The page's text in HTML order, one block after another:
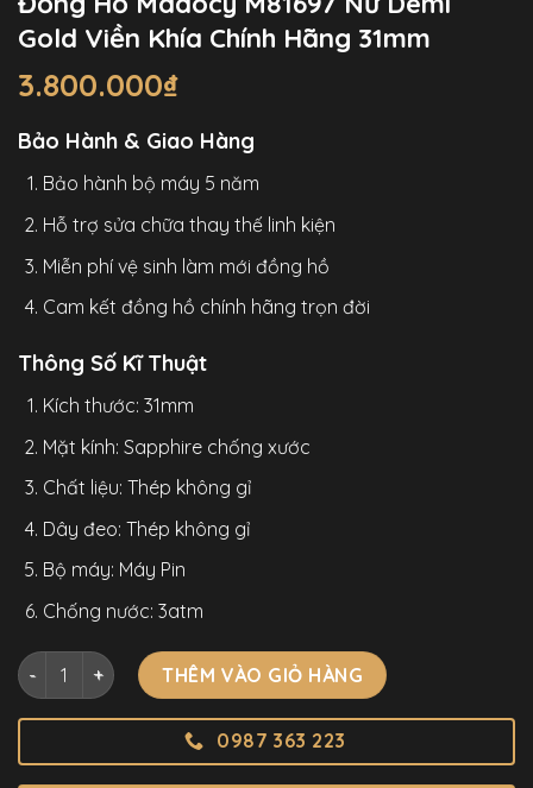
Gold Viền Khía Chính Hãng 31mm
3.800.000₫
Bảo Hành & Giao Hàng
Bảo hành bộ máy 5 năm
Hỗ trợ sửa chữa thay thế linh kiện
Miễn phí vệ sinh làm mới đồng hồ
Cam kết đồng hồ chính hãng trọn đời
Thông Số Kĩ Thuật
Kích thước: 31mm
Mặt kính: Sapphire chống xước
Chất liệu: Thép không gỉ
Dây đeo: Thép không gỉ
Bộ máy: Máy Pin
Chống nước: 3atm
Đồng Hồ Madocy M81697 Nữ Demi Gold Viền Khía Chính
THÊM VÀO GIỎ HÀNG
0987 363 223